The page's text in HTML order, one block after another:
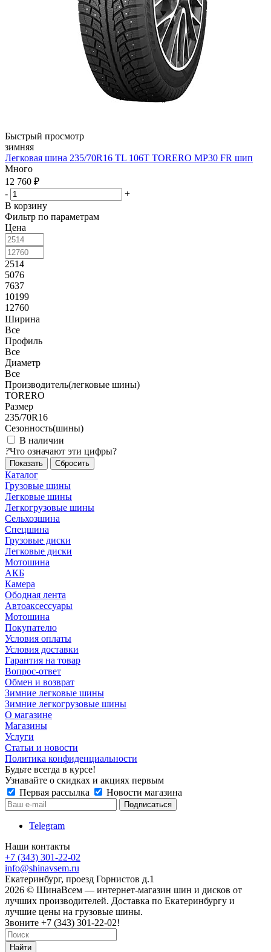
Быстрый просмотр
зимняя
Легковая шина 235/70R16 TL 106T TORERO MP30 FR шип
Много
12 760 ₽
-
+
В корзину
Фильтр по параметрам
Цена
2514
5076
7637
10199
12760
Ширина
Все
Профиль
Все
Диаметр
Все
Производитель(легковые шины)
TORERO
Размер
235/70R16
Сезонность(шины)
В наличии
?Что означают эти цифры?
Сбросить
Каталог
Грузовые шины
Легковые шины
Легкогрузовые шины
Сельхозшина
Спецшина
Грузовые диски
Легковые диски
Мотошина
АКБ
Камера
Ободная лента
Автоаксессуары
Мотошина
Покупателю
Условия оплаты
Условия доставки
Гарантия на товар
Вопрос-ответ
Обмен и возврат
Зимние легковые шины
Зимние легкогрузовые шины
О магазине
Магазины
Услуги
Статьи и новости
Политика конфиденциальности
Будьте всегда в курсе!
Узнавайте о скидках и акциях первым
Первая рассылка
Новости магазина
Telegram
Наши контакты
+7 (343) 301-22-02
info@shinavsem.ru
Екатеринбург, проезд Горнистов д.1
2026 © ШинаВсем — интернет-магазин шин и дисков от
лучших производителей. Доставка по Екатеринбургу и
лучшие цены на грузовые шины.
Звоните +7 (343) 301-22-02!
Найти